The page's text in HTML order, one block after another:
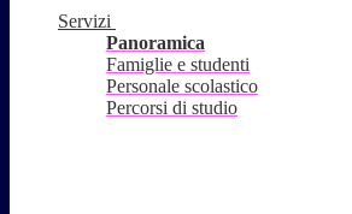
Servizi
Panoramica
Famiglie e studenti
Personale scolastico
Percorsi di studio